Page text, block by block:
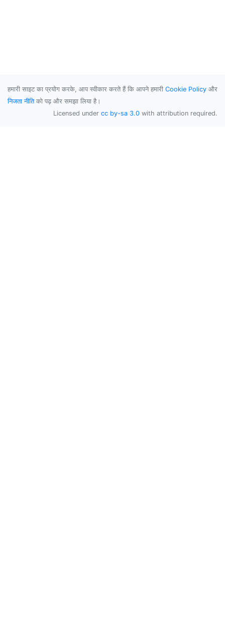
हमारी साइट का प्रयोग करके, आप स्वीकार करते हैं कि आपने हमारी Cookie Policy और
निजता नीतिको पढ़ और समझा लिया है।
Licensed under cc by-sa 3.0 with attribution required.